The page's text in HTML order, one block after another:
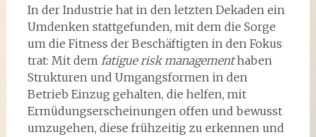
In der Industrie hat in den letzten Dekaden ein
Umdenken stattgefunden, mit dem die Sorge
um die Fitness der Beschäftigten in den Fokus
trat: Mit dem fatigue risk managementhaben
Strukturen und Umgangsformen in den
Betrieb Einzug gehalten, die helfen, mit
Ermüdungserscheinungen offen und bewusst
umzugehen, diese frühzeitig zu erkennen und